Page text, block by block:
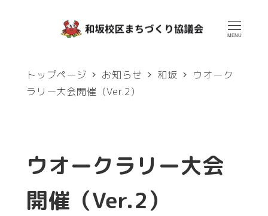
MENU
トップページ お知らせ 和坂
ウオーク
ラリー大会開催（Ver.2）
ウオークラリー大会
開催（Ver.2）